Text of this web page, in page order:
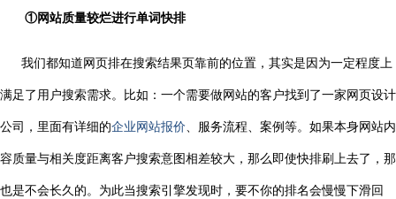
①网站质量较烂进行单词快排
我们都知道网页排在搜索结果页靠前的位置，其实是因为一定程度上
满足了用户搜索需求。比如：一个需要做网站的客户找到了一家网页设计
公司，里面有详细的企业网站报价、服务流程、案例等。如果本身网站内
容质量与相关度距离客户搜索意图相差较大，那么即使快排刷上去了，那
也是不会长久的。为此当搜索引擎发现时，要不你的排名会慢慢下滑回